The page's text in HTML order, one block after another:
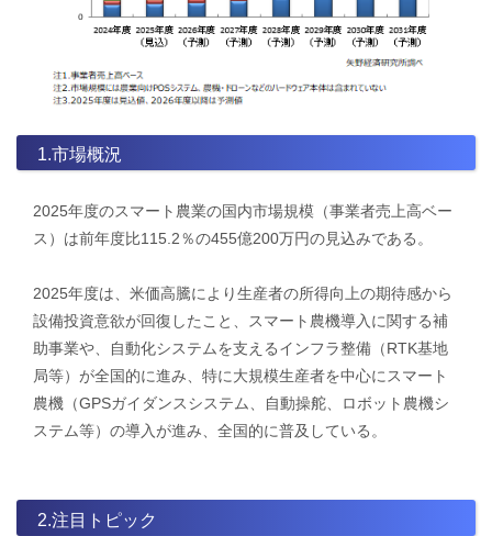
1.市場概況
2025年度のスマート農業の国内市場規模（事業者売上高ベー
ス）は前年度比115.2％の455億200万円の見込みである。
2025年度は、米価高騰により生産者の所得向上の期待感から
設備投資意欲が回復したこと、スマート農機導入に関する補
助事業や、自動化システムを支えるインフラ整備（RTK基地
局等）が全国的に進み、特に大規模生産者を中心にスマート
農機（GPSガイダンスシステム、自動操舵、ロボット農機シ
ステム等）の導入が進み、全国的に普及している。
2.注目トピック